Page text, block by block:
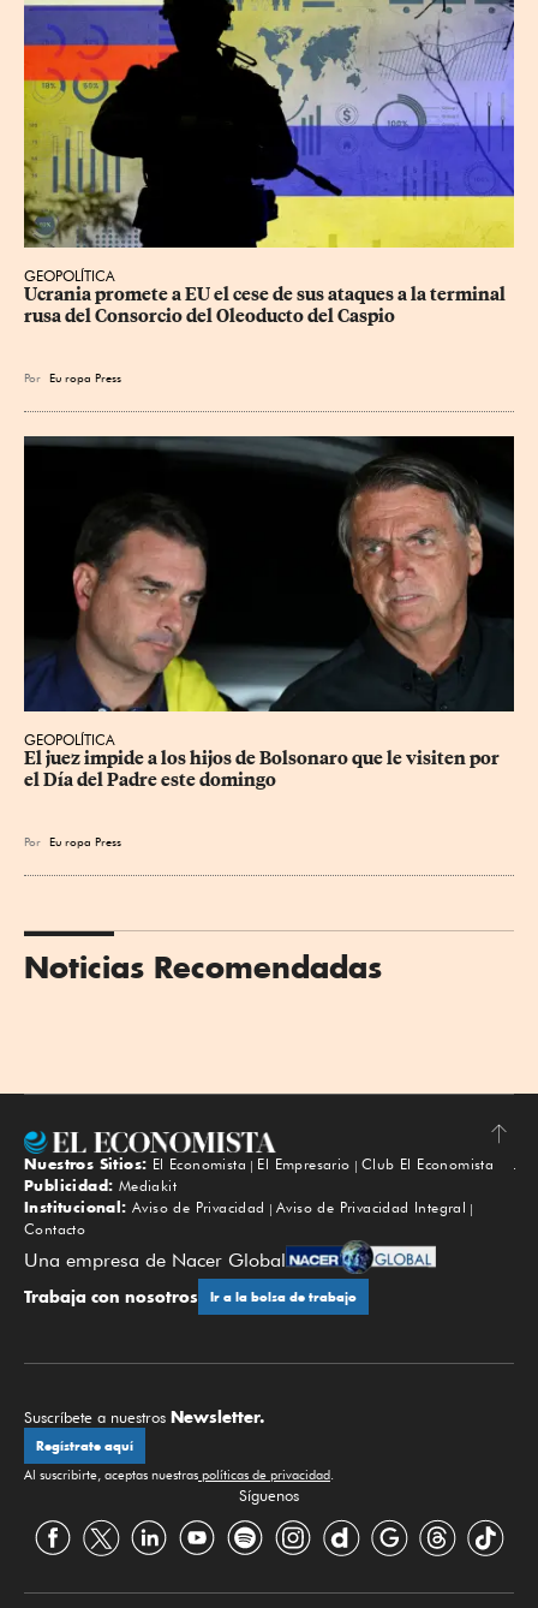
GEOPOLÍTICA
Ucrania promete a EU el cese de sus ataques a la terminal
rusa del Consorcio del Oleoducto del Caspio
Por Eu ropa Press
GEOPOLÍTICA
El juez impide a los hijos de Bolsonaro que le visiten por
el Día del Padre este domingo
Por Eu ropa Press
Noticias Recomendadas
Subir
Nuestros Sitios: El Economista El Empresario
Club El Economista
Publicidad: Mediakit
Institucional: Aviso de Privacidad
Aviso de Privacidad Integral
Contacto
Una empresa de Nacer Global
Trabaja con nosotros Ir a la bolsa de trabajo
Suscríbete a nuestros Newsletter.
Regístrate aquí
Al suscribirte, aceptas nuestras políticas de privacidad.
Síguenos